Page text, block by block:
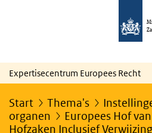
Expertisecentrum Europees Recht
Start Thema's
organen
Europees Hof
Hofzaken Inclusief